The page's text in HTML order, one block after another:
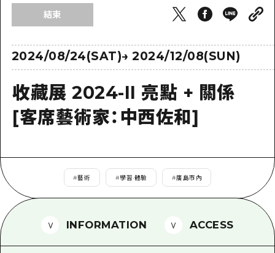
夜晚生活
世界遺產
學習·體驗
標準
治癒
答對了
藝北
東山口
半天
一日遊
2晚3天
宮島周邊
東山口
愛媛
列表
存取
輔助流量摘要
設施擁堵
超值遊覽門票
廣島好客通行證
廣島免費 Wi-Fi
面向外國遊客的街角旅遊信息中心
志願者指南
HOME
新聞
結束
2024/08/24(SAT)→2024/12/08(SUN)
收藏展 2024-II 亮點 + 關係
[客席藝術家：中西佐和]
#藝術 #學習·體驗 #廣島市內
INFORMATION ACCESS